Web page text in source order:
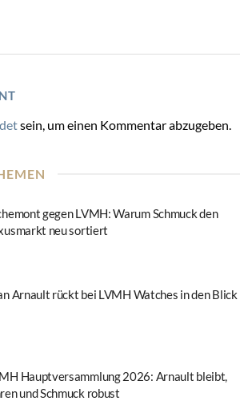
sein, um einen Kommentar abzugeben.
gegen LVMH: Warum Schmuck den
neu sortiert
Arnault rückt bei LVMH Watches in den Blick
Hauptversammlung 2026: Arnault bleibt,
und Schmuck robust